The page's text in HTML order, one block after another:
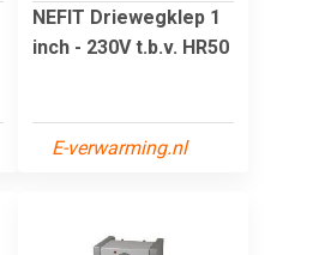
NEFIT Driewegklep 1
inch - 230V t.b.v. HR50
E-verwarming.nl